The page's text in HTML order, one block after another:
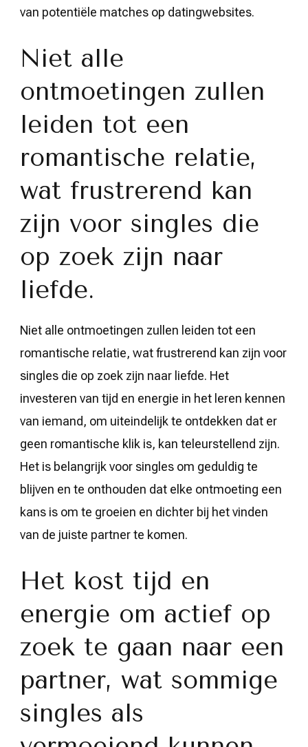
van potentiële matches op datingwebsites.
Niet alle
ontmoetingen zullen
leiden tot een
romantische relatie,
wat frustrerend kan
zijn voor singles die
op zoek zijn naar
liefde.
Niet alle ontmoetingen zullen leiden tot een
romantische relatie, wat frustrerend kan zijn voor
singles die op zoek zijn naar liefde. Het
investeren van tijd en energie in het leren kennen
van iemand, om uiteindelijk te ontdekken dat er
geen romantische klik is, kan teleurstellend zijn.
Het is belangrijk voor singles om geduldig te
blijven en te onthouden dat elke ontmoeting een
kans is om te groeien en dichter bij het vinden
van de juiste partner te komen.
Het kost tijd en
energie om actief op
zoek te gaan naar een
partner, wat sommige
singles als